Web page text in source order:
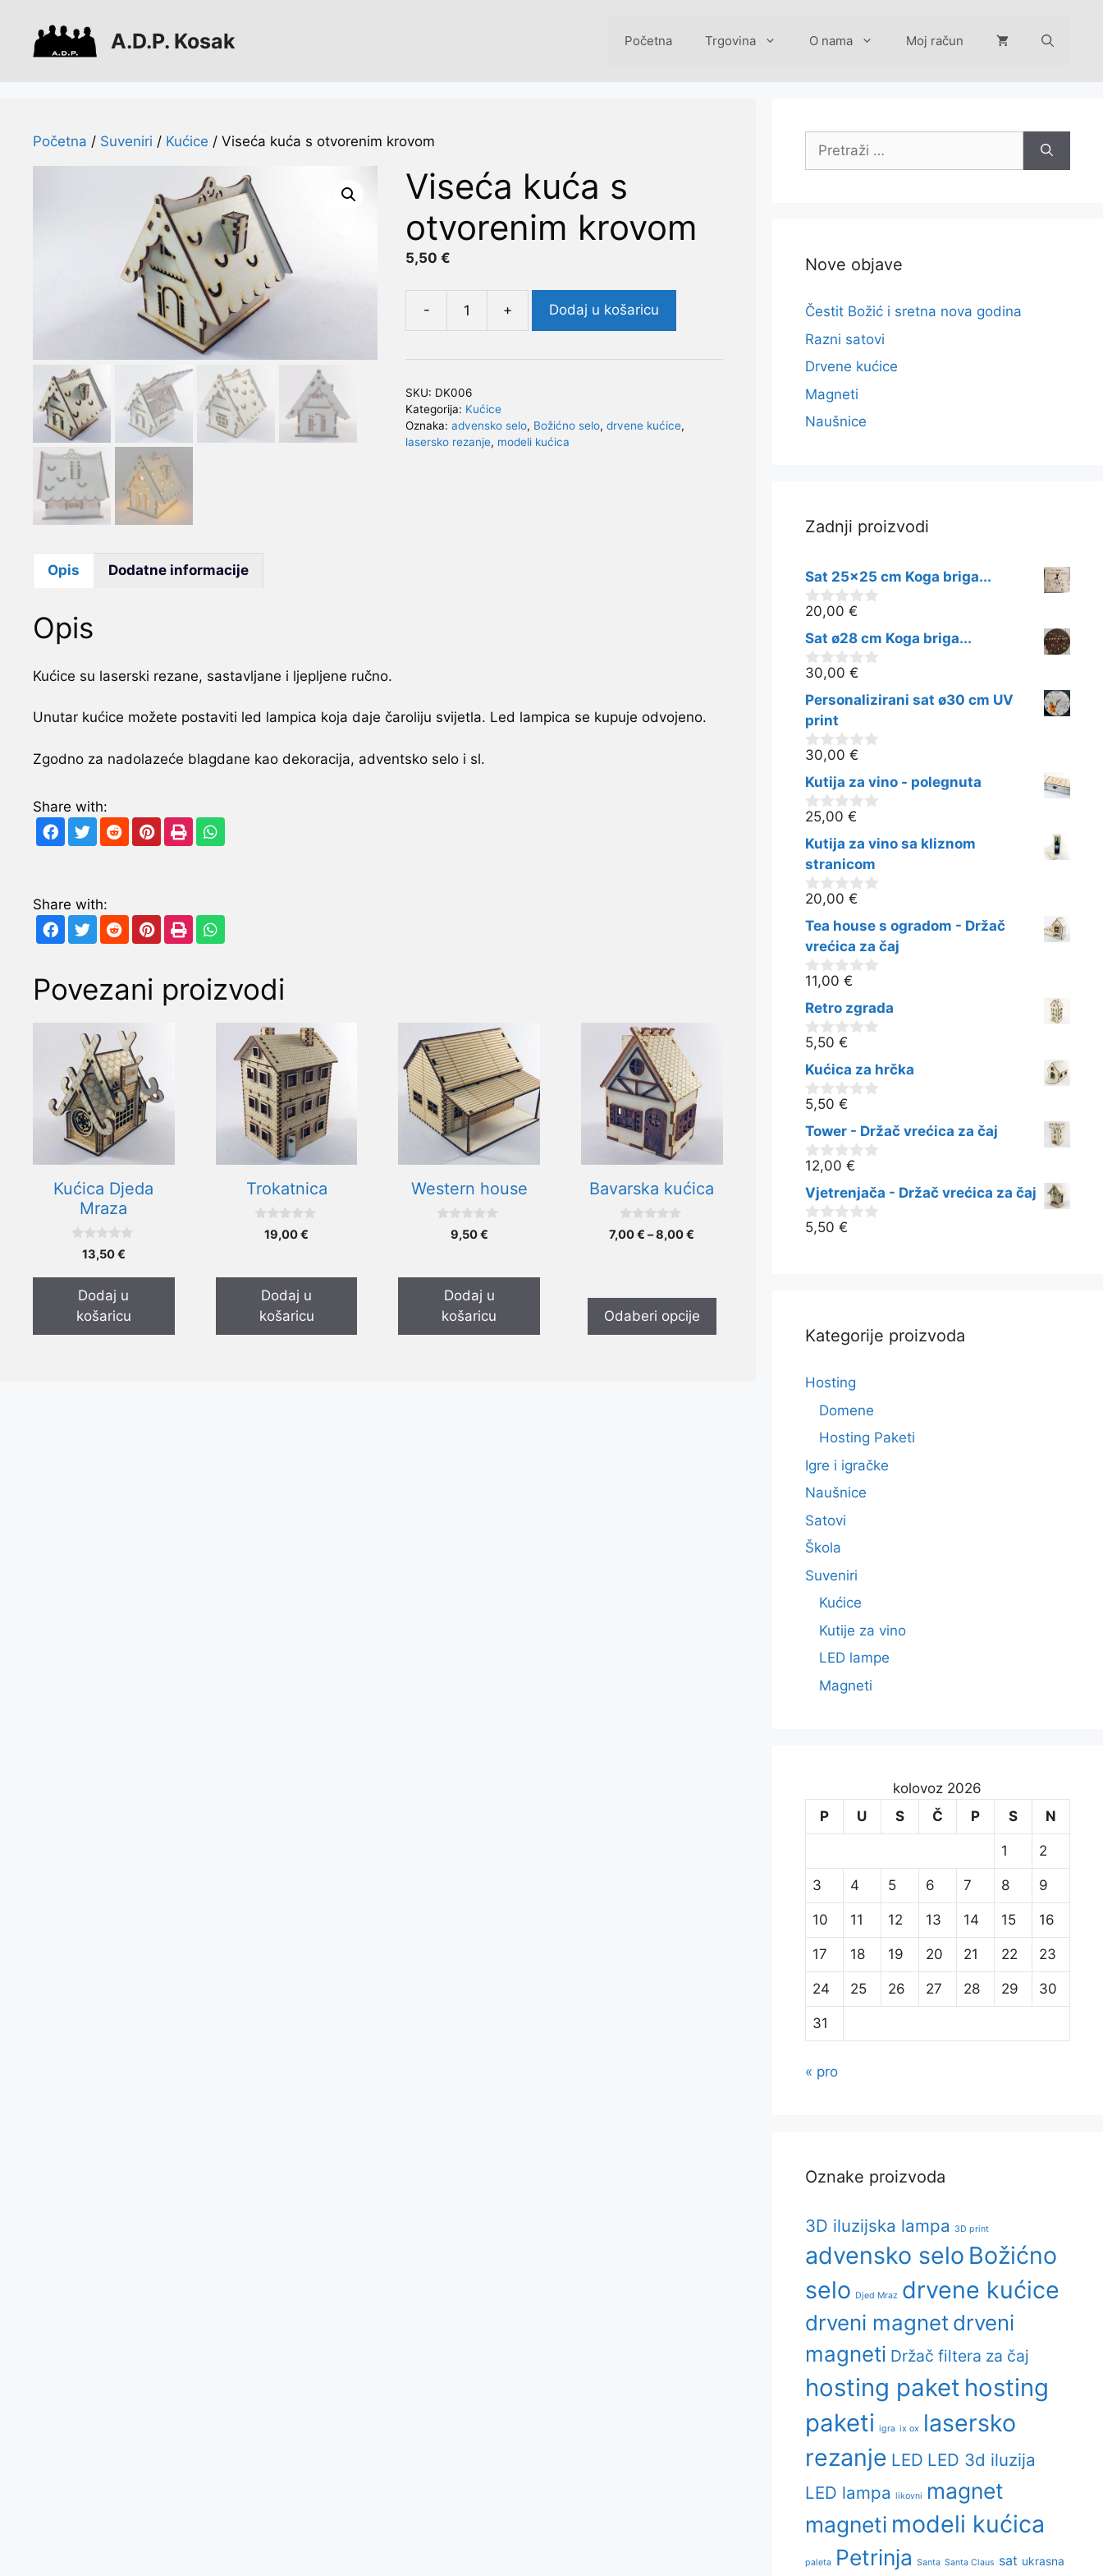
sadržaj
A.D.P. Kosak Početna Trgovina O nama Moj račun
Početna / Suveniri / Kućice / Viseća kuća s otvorenim krovom
Viseća kuća s
otvorenim krovom
5,50€
-
s
krovom
količina
+ Dodaj u košaricu
SKU: DK006
Kategorija: Kućice
Oznaka:advensko selo, Božićno selo,drvene kućice,
lasersko rezanje, modeli kućica
Opis Dodatne informacije
Opis
Kućice su laserski rezane, sastavljane i ljepljene ručno.
Unutar kućice možete postaviti led lampica koja daje čaroliju svijetla. Led lampica se kupuje odvojeno.
Zgodno za nadolazeće blagdane kao dekoracija, adventsko selo i sl.
Share with:
Share with:
Povezani proizvodi
Kućica Djeda
Mraza
13,50€
Dodaj u
košaricu
Trokatnica
19,00€
Dodaj u
košaricu
Western house
9,50€
Dodaj u
košaricu
Bavarska kućica
0
o
7,00€ –8,00€
do
8,00 €
Odaberi opcije
proizvod
više
varijanti.
Opcije
odabrati
stranici
Pretraži:
Nove objave
Čestit Božić i sretna nova godina
Razni satovi
Drvene kućice
Magneti
Naušnice
Zadnji proizvodi
Sat 25x25 cm Koga briga...
0
o
d
5
20,00 €
Sat ø28 cm Koga briga...
0
o
d
5
30,00 €
Personalizirani sat ø30 cm UV
print
0
o
d
5
30,00 €
Kutija za vino - polegnuta
0
o
d
5
25,00 €
Kutija za vino sa kliznom
stranicom
0
o
d
5
20,00 €
Tea house s ogradom - Držač
vrećica za čaj
0
o
d
5
11,00 €
Retro zgrada
0
o
d
5
5,50 €
Kućica za hrčka
0
o
d
5
5,50 €
Tower - Držač vrećica za čaj
0
o
d
5
12,00 €
Vjetrenjača - Držač vrećica za čaj
0
5,50 €
Kategorije proizvoda
Hosting
Domene
Hosting Paketi
Igre i igračke
Naušnice
Satovi
Škola
Suveniri
Kućice
Kutije za vino
LED lampe
Magneti
kolovoz 2026
P
U S Č P S N
1 2
3 4 5 6 7 8 9
10 11 12 13 14 15 16
17 18 19 20 21 22 23
24 25 26 27 28 29 30
31
« pro
Oznake proizvoda
3D iluzijska lampa 3D print
advensko selo Božićno
selo Djed Mraz drvene kućice
drveni magnet drveni
magneti Držač filtera za čaj
hosting paket hosting
paketi igra ix ox
lasersko
rezanje LED LED 3d iluzija
LED lampa likovni
magnet
magneti modeli kućica
paleta Petrinja Santa Santa Claus sat ukrasna